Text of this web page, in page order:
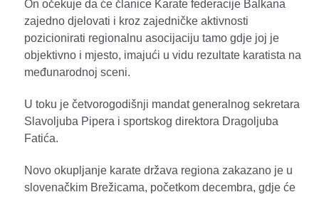
On očekuje da će članice Karate federacije Balkana
zajedno djelovati i kroz zajedničke aktivnosti
pozicionirati regionalnu asocijaciju tamo gdje joj je
objektivno i mjesto, imajući u vidu rezultate karatista na
međunarodnoj sceni.
U toku je četvorogodišnji mandat generalnog sekretara
Slavoljuba Pipera i sportskog direktora Dragoljuba
Fatića.
Novo okupljanje karate država regiona zakazano je u
slovenačkim Brežicama, početkom decembra, gdje će